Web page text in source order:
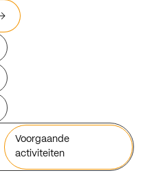
Voorgaande
activiteiten